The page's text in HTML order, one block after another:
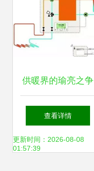
供暖界的瑜亮之争
多元技术的竞合与
发展
查看详情
更新时间：2026-08-08
01:57:39